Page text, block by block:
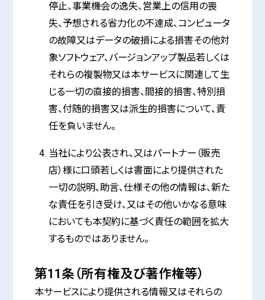
停止、事業機会の逸失、営業上の信用の喪
失、予想される省力化の不達成、コンピュータ
の故障又はデータの破損による損害その他対
象ソフトウェア、バージョンアップ製品若しくは
それらの複製物又は本サービスに関連して生
じる一切の直接的損害、間接的損害、特別損
害、付随的損害又は派生的損害について、責
任を負いません。
当社により公表され、又はパートナー（販売
店）様に口頭若しくは書面により提供された
一切の説明、助言、仕様その他の情報は、新た
な責任を引き受け、又はその他いかなる意味
においても本契約に基づく責任の範囲を拡大
するものではありません。
第11条（所有権及び著作権等）
本サービスにより提供される情報又はそれらの